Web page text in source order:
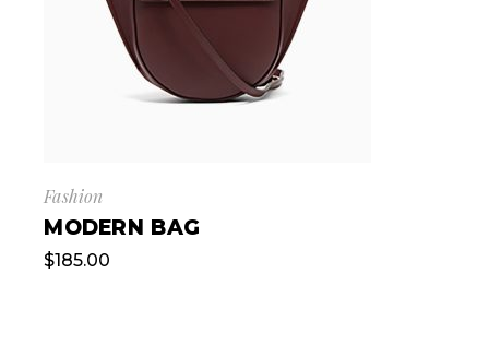
Fashion
MODERN BAG
$185.00